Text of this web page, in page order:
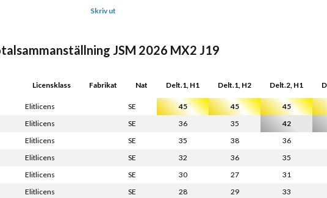
Skriv ut
JSM 2026 MX2 J19
Licensklass Fabrikat Nat Delt.1, H1 Delt.1, H2 Delt.2, H1
Elitlicens SE 45 45 45
Elitlicens SE 36 35 42
Elitlicens SE 35 38 36
Elitlicens SE 32 36 35
Elitlicens SE 30 27 31
Elitlicens SE 28 29 33